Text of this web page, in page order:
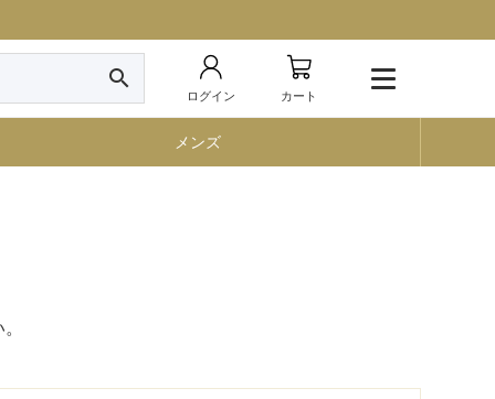
search
ログイン カート
メンズ